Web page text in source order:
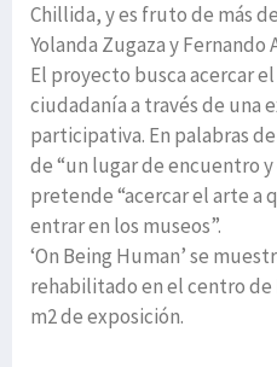
Chillida, y es fruto de más
Yolanda Zugaza y Fernando
El proyecto busca acercar
ciudadanía a través de una
participativa. En palabras
de “un lugar de encuentro
pretende “acercar el arte a
entrar en los museos”.
‘On Being Human’ se
rehabilitado en el centro de
m2 de exposición.